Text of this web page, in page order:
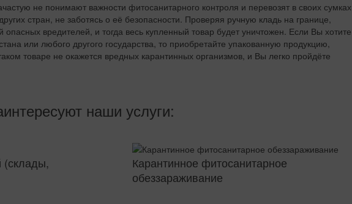
не понимают важности фитосанитарного контроля и перевозят в своих сумках
стран, не заботясь о её безопасности. Проверяя ручную кладь на границе,
опасных вредителей, и тогда весь купленный товар будет уничтожен. Если Вы хотите
или любого другого государства, то приобретайте упакованную продукцию,
товаре не окажется вредных карантинных организмов, и Вы легко пройдёте
наши услуги:
Карантинное фитосанитарное
обеззараживание